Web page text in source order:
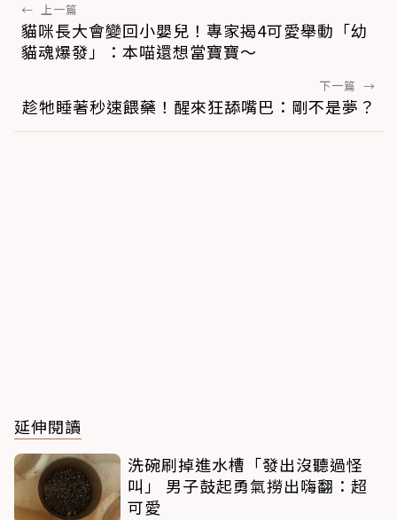
← 上一篇
貓咪長大會變回小嬰兒！專家揭4可愛舉動「幼
貓魂爆發」：本喵還想當寶寶～
下一篇 →
趁牠睡著秒速餵藥！醒來狂舔嘴巴：剛不是夢？
延伸閱讀
洗碗刷掉進水槽「發出沒聽過怪
叫」 男子鼓起勇氣撈出嗨翻：超
可愛